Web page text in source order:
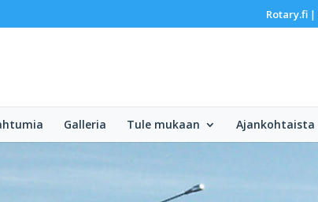
Rotary.fi|
Galleria Tule mukaan Ajankohtaista